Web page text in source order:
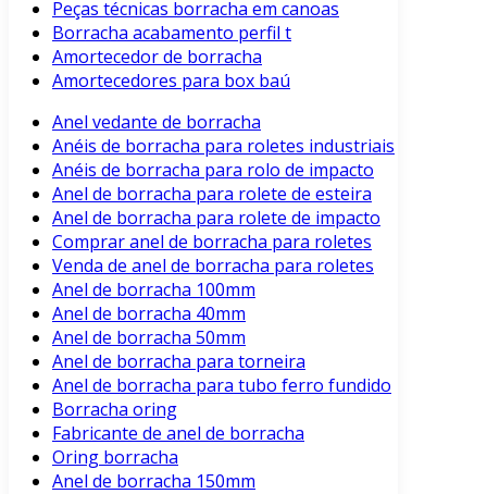
Peças técnicas borracha em canoas
Borracha acabamento perfil t
Amortecedor de borracha
Amortecedores para box baú
Anel vedante de borracha
Anéis de borracha para roletes industriais
Anéis de borracha para rolo de impacto
Anel de borracha para rolete de esteira
Anel de borracha para rolete de impacto
Comprar anel de borracha para roletes
Venda de anel de borracha para roletes
Anel de borracha 100mm
Anel de borracha 40mm
Anel de borracha 50mm
Anel de borracha para torneira
Anel de borracha para tubo ferro fundido
Borracha oring
Fabricante de anel de borracha
Oring borracha
Anel de borracha 150mm